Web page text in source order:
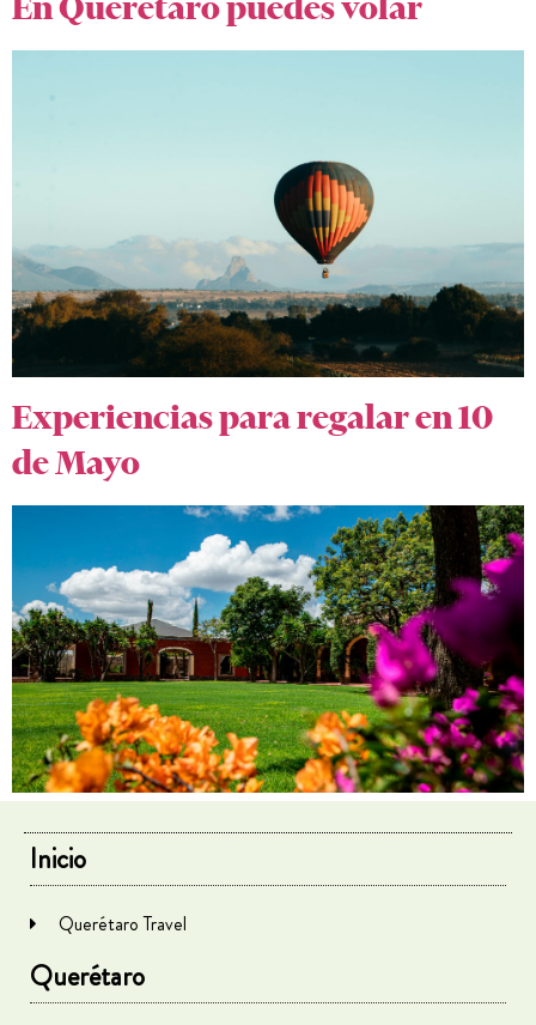
Experiencias para regalar en 10
de Mayo
Inicio
Querétaro Travel
Querétaro